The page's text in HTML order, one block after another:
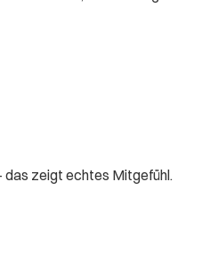
das zeigt echtes Mitgefühl.